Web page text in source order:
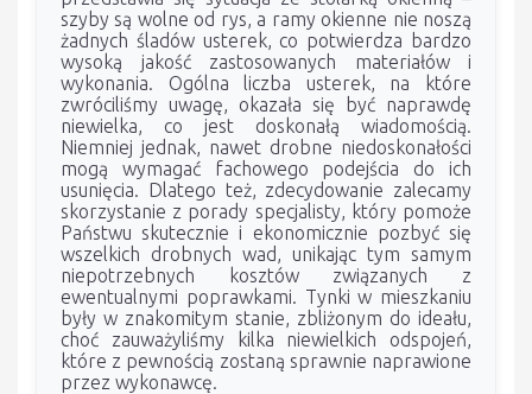
szyby są wolne od rys, a ramy okienne nie noszą
żadnych śladów usterek, co potwierdza bardzo
wysoką jakość zastosowanych materiałów i
wykonania. Ogólna liczba usterek, na które
zwróciliśmy uwagę, okazała się być naprawdę
niewielka, co jest doskonałą wiadomością.
Niemniej jednak, nawet drobne niedoskonałości
mogą wymagać fachowego podejścia do ich
usunięcia. Dlatego też, zdecydowanie zalecamy
skorzystanie z porady specjalisty, który pomoże
Państwu skutecznie i ekonomicznie pozbyć się
wszelkich drobnych wad, unikając tym samym
niepotrzebnych kosztów związanych z
ewentualnymi poprawkami. Tynki w mieszkaniu
były w znakomitym stanie, zbliżonym do ideału,
choć zauważyliśmy kilka niewielkich odspojeń,
które z pewnością zostaną sprawnie naprawione
przez wykonawcę.